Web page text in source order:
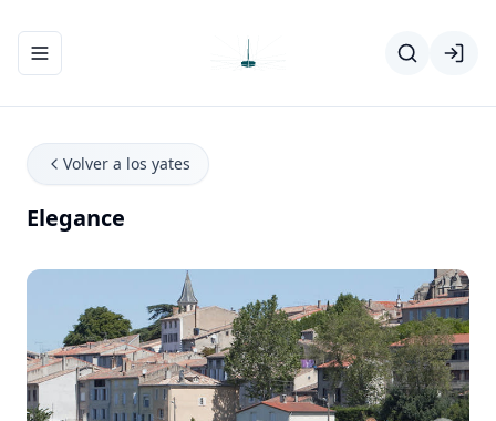
Abrir/cerrar el menú de navegación
Volver a los yates
Elegance